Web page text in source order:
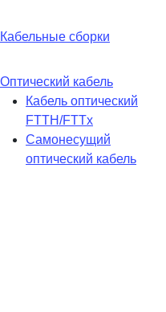
Кабельные сборки
Оптический кабель
Кабель оптический
FTTH/FTTx
Самонесущий
оптический кабель